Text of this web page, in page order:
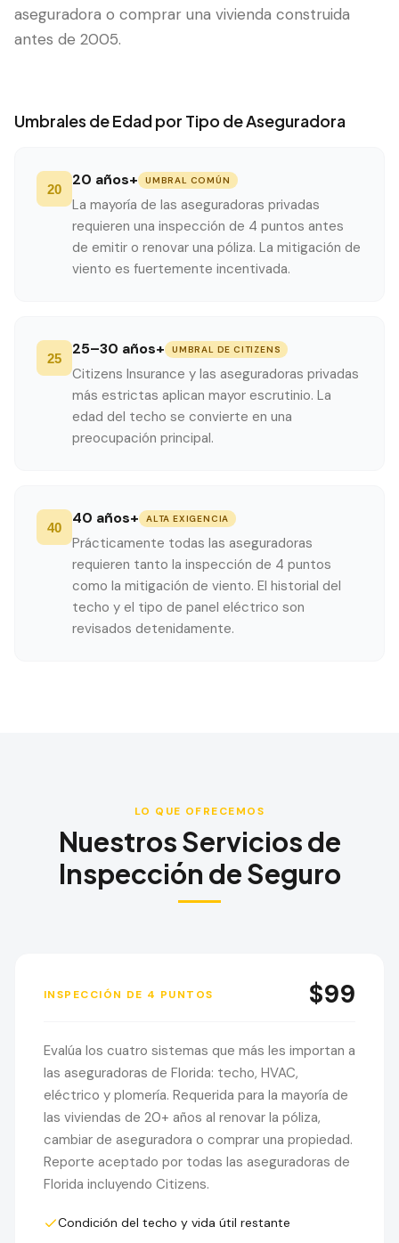
aseguradora o comprar una vivienda construida
antes de 2005.
Umbrales de Edad por Tipo de Aseguradora
20
20 años+ UMBRAL COMÚN
La mayoría de las aseguradoras privadas
requieren una inspección de 4 puntos antes
de emitir o renovar una póliza. La mitigación de
viento es fuertemente incentivada.
25
25–30 años+ UMBRAL DE CITIZENS
Citizens Insurance y las aseguradoras privadas
más estrictas aplican mayor escrutinio. La
edad del techo se convierte en una
preocupación principal.
40
40 años+ ALTA EXIGENCIA
Prácticamente todas las aseguradoras
requieren tanto la inspección de 4 puntos
como la mitigación de viento. El historial del
techo y el tipo de panel eléctrico son
revisados detenidamente.
LO QUE OFRECEMOS
Nuestros Servicios de
Inspección de Seguro
INSPECCIÓN DE 4 PUNTOS $99
Evalúa los cuatro sistemas que más les importan a
las aseguradoras de Florida: techo, HVAC,
eléctrico y plomería. Requerida para la mayoría de
las viviendas de 20+ años al renovar la póliza,
cambiar de aseguradora o comprar una propiedad.
Reporte aceptado por todas las aseguradoras de
Florida incluyendo Citizens.
Condición del techo y vida útil restante